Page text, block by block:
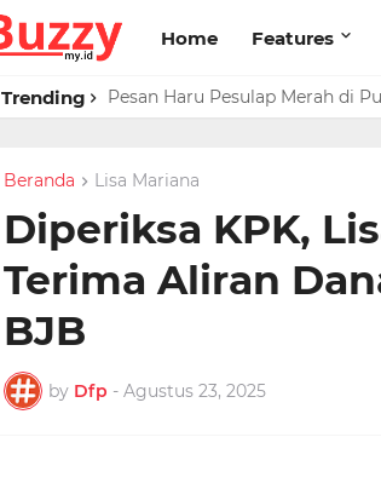
Home Features
Trending Raffi Ahmad Masih di LN, Kirim
Beranda Lisa Mariana
Diperiksa KPK,
Terima Aliran
BJB
by Dfp - Agustus 23, 2025